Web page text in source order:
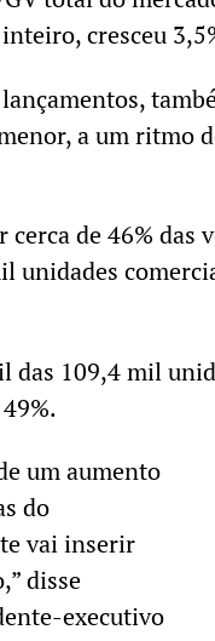
cresceu
a um ritmo
cerca de 46%
unidades
109,4 mil
um aumento
do
vai inserir
disse
executivo